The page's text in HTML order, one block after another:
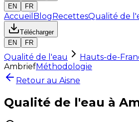
EN
FR
Accueil BlogRecettesQualité de
Télécharger
EN
FR
Qualité de l'eau Hauts-de-
AmbriefMéthodologie
Retour au Aisne
Qualité de l'eau à